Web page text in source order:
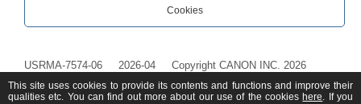
Cookies
USRMA-7574-06 2026-04 Copyright CANON INC. 2026
This site uses cookies to provide its contents and functions and improve their
qualities etc. You can find out more about our use of the cookies here. If you